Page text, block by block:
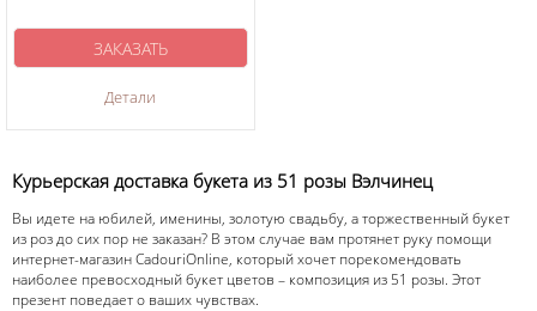
Детали
ЗАКАЗАТЬ
Курьерская доставка букета из 51 розы Вэлчинец
Вы идете на юбилей, именины, золотую свадьбу, а торжественный букет
из роз до сих пор не заказан? В этом случае вам протянет руку помощи
интернет-магазин CadouriOnline, который хочет порекомендовать
наиболее превосходный букет цветов – композиция из 51 розы. Этот
презент поведает о ваших чувствах.